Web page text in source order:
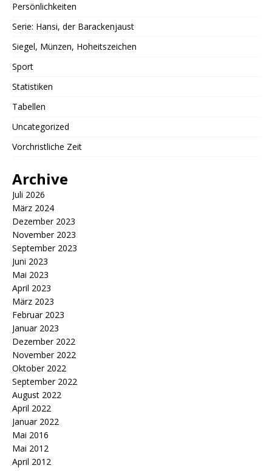
Persönlichkeiten
Serie: Hansi, der Barackenjaust
Siegel, Münzen, Hoheitszeichen
Sport
Statistiken
Tabellen
Uncategorized
Vorchristliche Zeit
Archive
Juli 2026
März 2024
Dezember 2023
November 2023
September 2023
Juni 2023
Mai 2023
April 2023
März 2023
Februar 2023
Januar 2023
Dezember 2022
November 2022
Oktober 2022
September 2022
August 2022
April 2022
Januar 2022
Mai 2016
Mai 2012
April 2012